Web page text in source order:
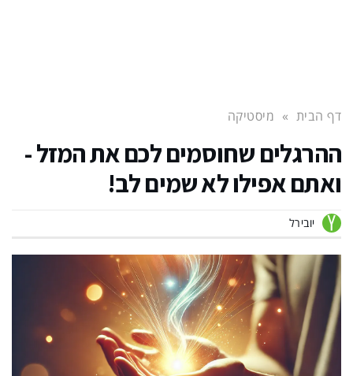
דף הבית » מיסטיקה
ההרגלים שחוסמים לכם את המזל -
ואתם אפילו לא שמים לב!
יובירל